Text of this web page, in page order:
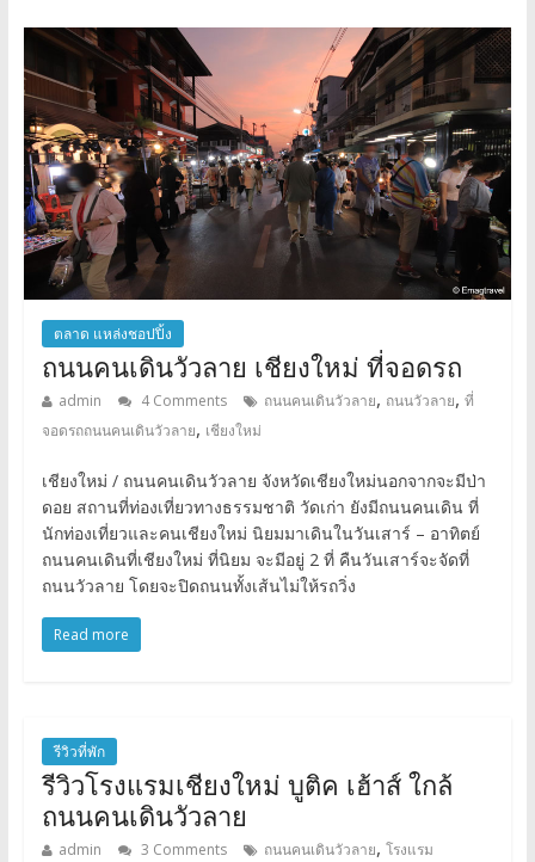
ตลาด แหล่งชอปปิ้ง
ถนนคนเดินวัวลาย เชียงใหม่ ที่จอดรถ
admin 4 Comments ถนนคนเดินวัวลาย, ถนนวัวลาย, ที่
จอดรถถนนคนเดินวัวลาย, เชียงใหม่
เชียงใหม่ / ถนนคนเดินวัวลาย จังหวัดเชียงใหม่นอกจากจะมีป่า
ดอย สถานที่ท่องเที่ยวทางธรรมชาติ วัดเก่า ยังมีถนนคนเดิน ที่
นักท่องเที่ยวและคนเชียงใหม่ นิยมมาเดินในวันเสาร์ – อาทิตย์
ถนนคนเดินที่เชียงใหม่ ที่นิยม จะมีอยู่ 2 ที่ คืนวันเสาร์จะจัดที่
ถนนวัวลาย โดยจะปิดถนนทั้งเส้นไม่ให้รถวิ่ง
Read more
รีวิวที่พัก
รีวิวโรงแรมเชียงใหม่ บูติค เฮ้าส์ ใกล้
ถนนคนเดินวัวลาย
admin 3 Comments ถนนคนเดินวัวลาย, โรงแรม